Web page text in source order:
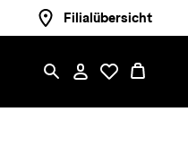
Filialübersicht